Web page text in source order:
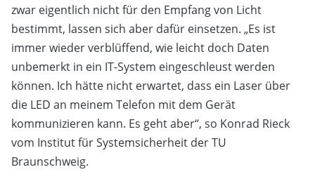
zwar eigentlich nicht für den Empfang von Licht
bestimmt, lassen sich aber dafür einsetzen. „Es ist
immer wieder verblüffend, wie leicht doch Daten
unbemerkt in ein IT-System eingeschleust werden
können. Ich hätte nicht erwartet, dass ein Laser über
die LED an meinem Telefon mit dem Gerät
kommunizieren kann. Es geht aber“, so Konrad Rieck
vom Institut für Systemsicherheit der TU
Braunschweig.